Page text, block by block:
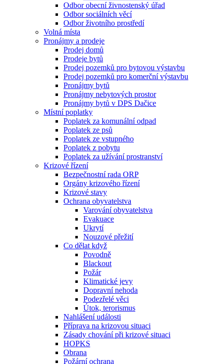
Odbor obecní živnostenský úřad
Odbor sociálních věcí
Odbor životního prostředí
Volná místa
Pronájmy a prodeje
Prodej domů
Prodeje bytů
Prodej pozemků pro bytovou výstavbu
Prodej pozemků pro komerční výstavbu
Pronájmy bytů
Pronájmy nebytových prostor
Pronájmy bytů v DPS Dačice
Místní poplatky
Poplatek za komunální odpad
Poplatek ze psů
Poplatek ze vstupného
Poplatek z pobytu
Poplatek za užívání prostranství
Krizové řízení
Bezpečnostní rada ORP
Orgány krizového řízení
Krizové stavy
Ochrana obyvatelstva
Varování obyvatelstva
Evakuace
Ukrytí
Nouzové přežití
Co dělat když
Povodně
Blackout
Požár
Klimatické jevy
Dopravní nehoda
Podezřelé věci
Útok, terorismus
Nahlášení události
Příprava na krizovou situaci
Zásady chování při krizové situaci
HOPKS
Obrana
Požární ochrana